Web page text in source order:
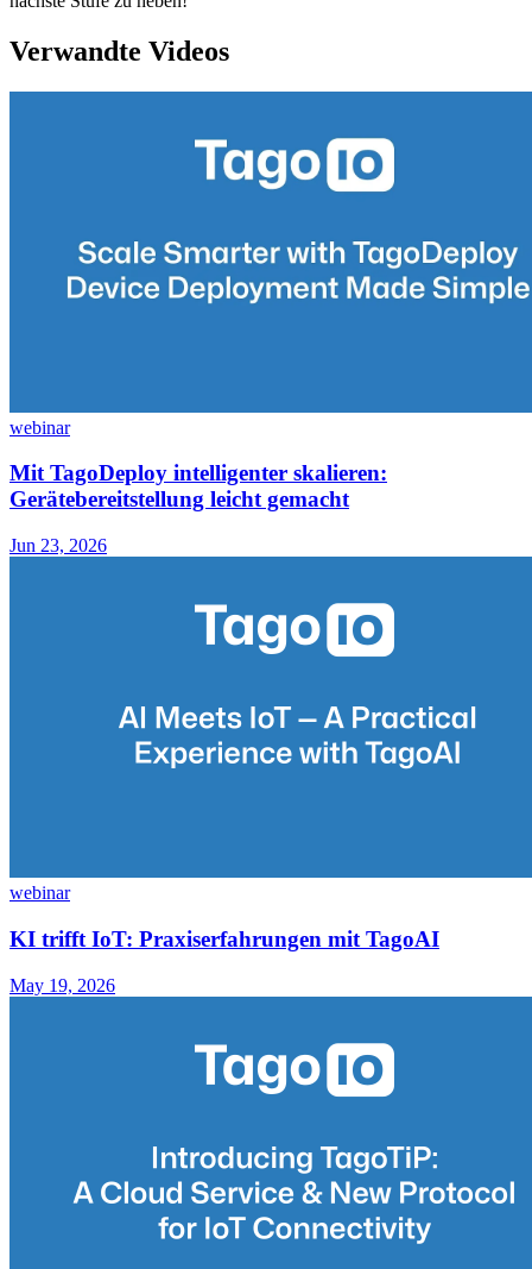
Verwandte Videos
webinar
Mit TagoDeploy intelligenter skalieren:
Gerätebereitstellung leicht gemacht
Jun 23, 2026
webinar
KI trifft IoT: Praxiserfahrungen mit TagoAI
May 19, 2026